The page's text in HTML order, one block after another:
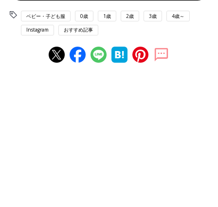
ベビー・子ども服 0歳 1歳 2歳 3歳 4歳～
Instagram おすすめ記事